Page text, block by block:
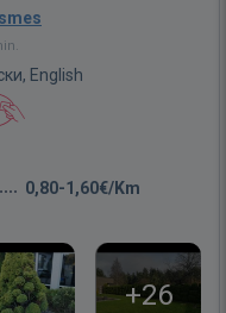
English
0,80-1,60€/Km
+26